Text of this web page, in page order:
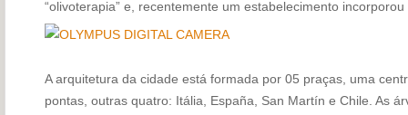
“olivoterapia” e, recentemente um estabelecimento incorporou
A arquitetura da cidade está formada por 05 praças, uma
pontas, outras quatro: Itália, España, San Martín e Chile. As